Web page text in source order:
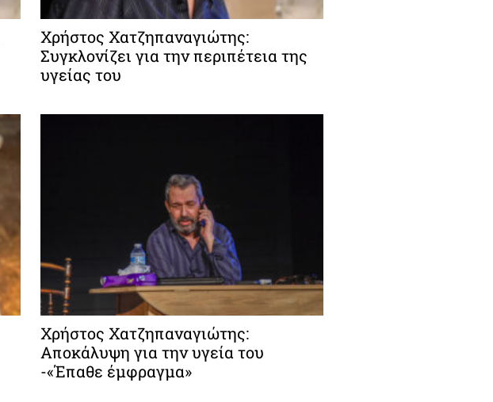
Χρήστος Χατζηπαναγιώτης:
Συγκλονίζει για την περιπέτεια της
υγείας του
Χρήστος Χατζηπαναγιώτης:
Αποκάλυψη για την υγεία του
-«Έπαθε έμφραγμα»